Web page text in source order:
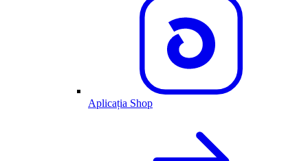
Aplicația Shop